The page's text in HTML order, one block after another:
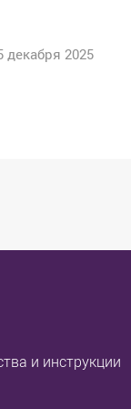
декабря 2025
и инструкции